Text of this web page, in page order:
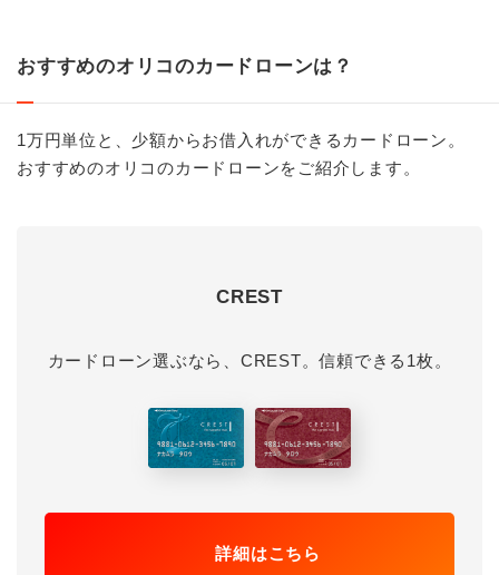
おすすめのオリコのカードローンは？
1万円単位と、少額からお借入れができるカードローン。
おすすめのオリコのカードローンをご紹介します。
CREST
カードローン選ぶなら、CREST。信頼できる1枚。
詳細はこちら